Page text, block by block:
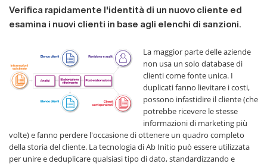
Verifica rapidamente l'identità di un nuovo cliente ed
esamina i nuovi clienti in base agli elenchi di sanzioni.
La maggior parte delle aziende
non usa un solo database di
clienti come fonte unica. I
duplicati fanno lievitare i costi,
possono infastidire il cliente (che
potrebbe ricevere le stesse
informazioni di marketing più
volte) e fanno perdere l'occasione di ottenere un quadro completo
della storia del cliente. La tecnologia di Ab Initio può essere utilizzata
per unire e deduplicare qualsiasi tipo di dato, standardizzando e